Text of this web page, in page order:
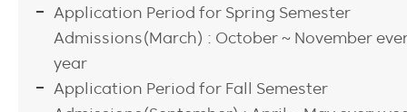
Application Period for Spring Semester
Admissions(March) : October ~ November
year
Application Period for Fall Semester